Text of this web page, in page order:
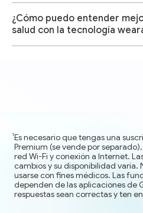
¿Cómo puedo entender
salud con la tecnología
Es necesario que tengas una
Premium (se vende por
red Wi-Fi y conexión a Internet.
cambios y su disponibilidad varía.
usarse con fines médicos. Las
dependen de las aplicaciones de
respuestas sean correctas y ten